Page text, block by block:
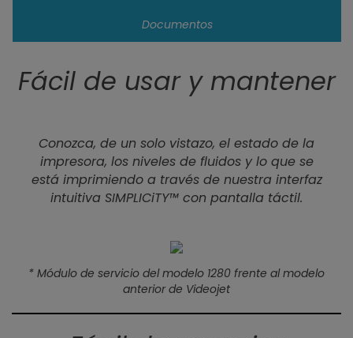
Documentos
Fácil de usar y mantener
Conozca, de un solo vistazo, el estado de la
impresora, los niveles de fluidos y lo que se
está imprimiendo a través de nuestra interfaz
intuitiva SIMPLICiTY™ con pantalla táctil.
* Módulo de servicio del modelo 1280 frente al modelo
anterior de Videojet